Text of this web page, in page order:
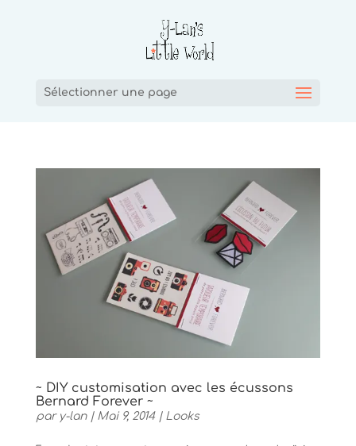
Sélectionner une page
~ DIY customisation avec les écussons
Bernard Forever ~
par y-lan| Mai 9, 2014| Looks